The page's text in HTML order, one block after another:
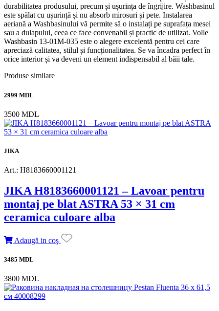
durabilitatea produsului, precum și ușurința de îngrijire. Washbasinul
este spălat cu ușurință și nu absorb mirosuri și pete. Instalarea
aeriană a Washbasinului vă permite să o instalați pe suprafața mesei
sau a dulapului, ceea ce face convenabil și practic de utilizat. Volle
Washbasin 13-01M-035 este o alegere excelentă pentru cei care
apreciază calitatea, stilul și funcționalitatea. Se va încadra perfect în
orice interior și va deveni un element indispensabil al băii tale.
Produse similare
2999 MDL
3500 MDL
JIKA
Art.: H8183660001121
JIKA H8183660001121 – Lavoar pentru
montaj pe blat ASTRA 53 × 31 cm
ceramica culoare alba
Adaugă in coş
3485 MDL
3800 MDL